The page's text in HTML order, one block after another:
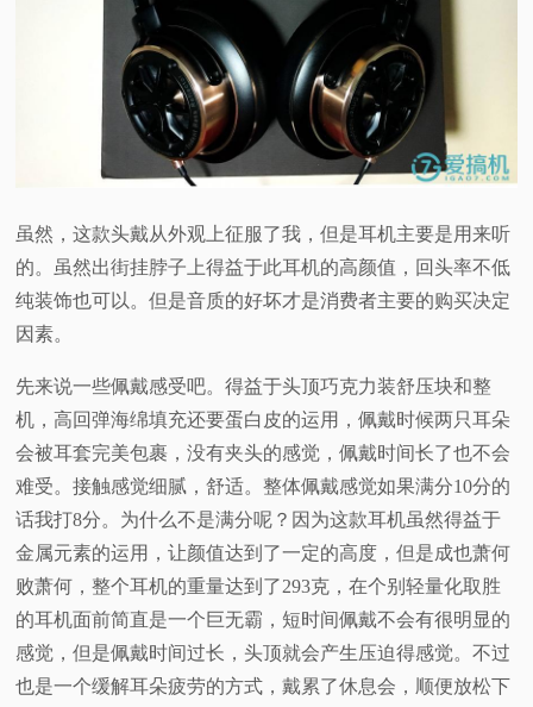
虽然，这款头戴从外观上征服了我，但是耳机主要是用来听
的。虽然出街挂脖子上得益于此耳机的高颜值，回头率不低
纯装饰也可以。但是音质的好坏才是消费者主要的购买决定
因素。
先来说一些佩戴感受吧。得益于头顶巧克力装舒压块和整
机，高回弹海绵填充还要蛋白皮的运用，佩戴时候两只耳朵
会被耳套完美包裹，没有夹头的感觉，佩戴时间长了也不会
难受。接触感觉细腻，舒适。整体佩戴感觉如果满分10分的
话我打8分。为什么不是满分呢？因为这款耳机虽然得益于
金属元素的运用，让颜值达到了一定的高度，但是成也萧何
败萧何，整个耳机的重量达到了293克，在个别轻量化取胜
的耳机面前简直是一个巨无霸，短时间佩戴不会有很明显的
感觉，但是佩戴时间过长，头顶就会产生压迫得感觉。不过
也是一个缓解耳朵疲劳的方式，戴累了休息会，顺便放松下